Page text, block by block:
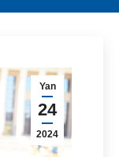
Yan
24
2024